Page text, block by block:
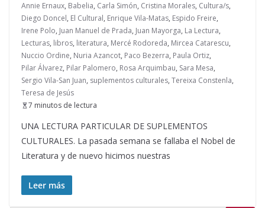
Annie Ernaux, Babelia, Carla Simón, Cristina Morales, Cultura/s,
Diego Doncel, El Cultural, Enrique Vila-Matas, Espido Freire,
Irene Polo, Juan Manuel de Prada, Juan Mayorga, La Lectura,
Lecturas, libros, literatura, Mercé Rodoreda, Mircea Catarescu,
Nuccio Ordine, Nuria Azancot, Paco Bezerra, Paula Ortiz,
Pilar Álvarez, Pilar Palomero, Rosa Arquimbau, Sara Mesa,
Sergio Vila-San Juan, suplementos culturales, Tereixa Constenla,
Teresa de Jesús
7 minutos de lectura
UNA LECTURA PARTICULAR DE SUPLEMENTOS
CULTURALES. La pasada semana se fallaba el Nobel de
Literatura y de nuevo hicimos nuestras
Leer más